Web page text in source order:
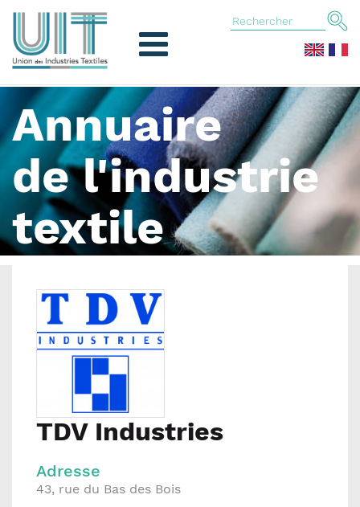
Annuaire
de l'industrie
textile
TDV Industries
Adresse
43, rue du Bas des Bois